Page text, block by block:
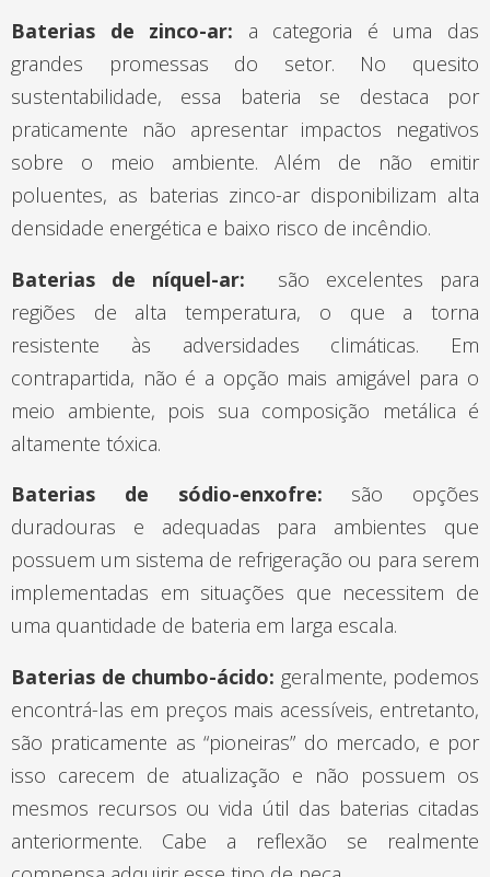
Baterias de zinco-ar: a categoria é uma das
grandes promessas do setor. No quesito
sustentabilidade, essa bateria se destaca por
praticamente não apresentar impactos negativos
sobre o meio ambiente. Além de não emitir
poluentes, as baterias zinco-ar disponibilizam alta
densidade energética e baixo risco de incêndio.
Baterias de níquel-ar: são excelentes para
regiões de alta temperatura, o que a torna
resistente às adversidades climáticas. Em
contrapartida, não é a opção mais amigável para o
meio ambiente, pois sua composição metálica é
altamente tóxica.
Baterias de sódio-enxofre: são opções
duradouras e adequadas para ambientes que
possuem um sistema de refrigeração ou para serem
implementadas em situações que necessitem de
uma quantidade de bateria em larga escala.
Baterias de chumbo-ácido: geralmente, podemos
encontrá-las em preços mais acessíveis, entretanto,
são praticamente as “pioneiras” do mercado, e por
isso carecem de atualização e não possuem os
mesmos recursos ou vida útil das baterias citadas
anteriormente. Cabe a reflexão se realmente